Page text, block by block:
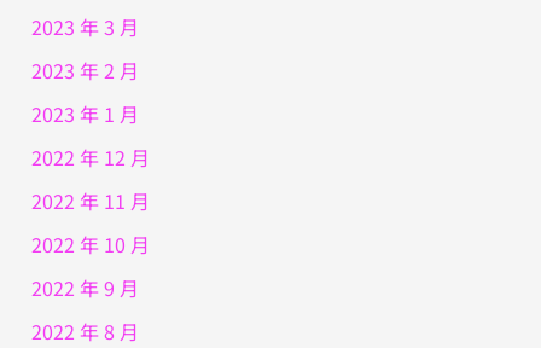
2023 年 3 月
2023 年 2 月
2023 年 1 月
2022 年 12 月
2022 年 11 月
2022 年 10 月
2022 年 9 月
2022 年 8 月